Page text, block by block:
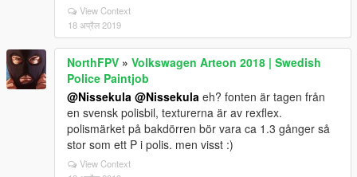
View Context
18 अप्रैल 2019
NorthFPV » Volkswagen Arteon 2018 | Swedish
Police Paintjob
@Nissekula @Nissekula eh? fonten är tagen från
en svensk polisbil, texturerna är av rexflex.
polismärket på bakdörren bör vara ca 1.3 gånger så
stor som ett P i polis. men visst :)
View Context